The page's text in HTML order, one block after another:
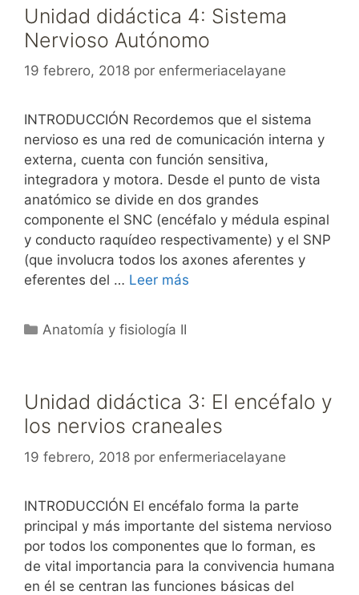
Unidad didáctica 4: Sistema
Nervioso Autónomo
19 febrero, 2018 por enfermeriacelayane
INTRODUCCIÓN Recordemos que el sistema
nervioso es una red de comunicación interna y
externa, cuenta con función sensitiva,
integradora y motora. Desde el punto de vista
anatómico se divide en dos grandes
componente el SNC (encéfalo y médula espinal
y conducto raquídeo respectivamente) y el SNP
(que involucra todos los axones aferentes y
eferentes del … Leer más
Categorías
Anatomía y fisiología II
Unidad didáctica 3: El encéfalo y
los nervios craneales
19 febrero, 2018 por enfermeriacelayane
INTRODUCCIÓN El encéfalo forma la parte
principal y más importante del sistema nervioso
por todos los componentes que lo forman, es
de vital importancia para la convivencia humana
en él se centran las funciones básicas del